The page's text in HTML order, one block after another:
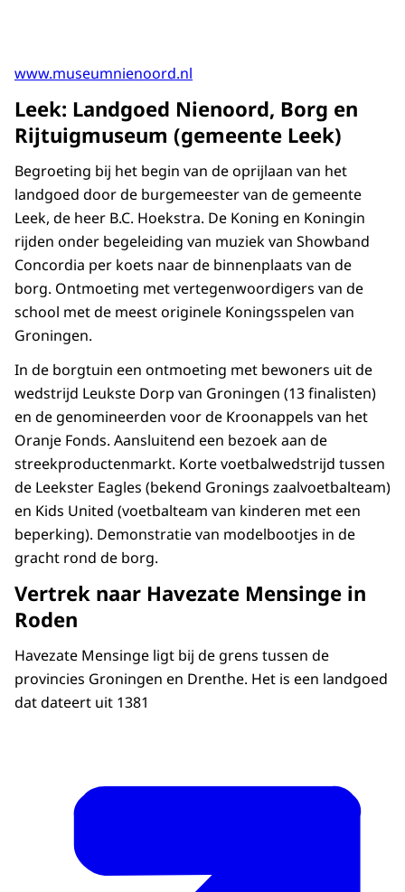
www.museumnienoord.nl
Leek: Landgoed Nienoord, Borg en
Rijtuigmuseum (gemeente Leek)
Begroeting bij het begin van de oprijlaan van het
landgoed door de burgemeester van de gemeente
Leek, de heer B.C. Hoekstra. De Koning en Koningin
rijden onder begeleiding van muziek van Showband
Concordia per koets naar de binnenplaats van de
borg. Ontmoeting met vertegenwoordigers van de
school met de meest originele Koningsspelen van
Groningen.
In de borgtuin een ontmoeting met bewoners uit de
wedstrijd Leukste Dorp van Groningen (13 finalisten)
en de genomineerden voor de Kroonappels van het
Oranje Fonds. Aansluitend een bezoek aan de
streekproductenmarkt. Korte voetbalwedstrijd tussen
de Leekster Eagles (bekend Gronings zaalvoetbalteam)
en Kids United (voetbalteam van kinderen met een
beperking). Demonstratie van modelbootjes in de
gracht rond de borg.
Vertrek naar Havezate Mensinge in
Roden
Havezate Mensinge ligt bij de grens tussen de
provincies Groningen en Drenthe. Het is een landgoed
dat dateert uit 1381